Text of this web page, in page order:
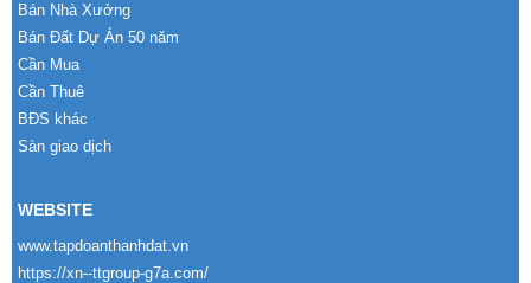
Bán Nhà Xưởng
Bán Đất Dự Án 50 năm
Cần Mua
Cần Thuê
BĐS khác
Sàn giao dịch
WEBSITE
www.tapdoanthanhdat.vn
https://xn--ttgroup-g7a.com/